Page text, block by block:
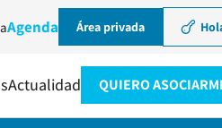
Agenda Área privada
Actualidad QUIERO